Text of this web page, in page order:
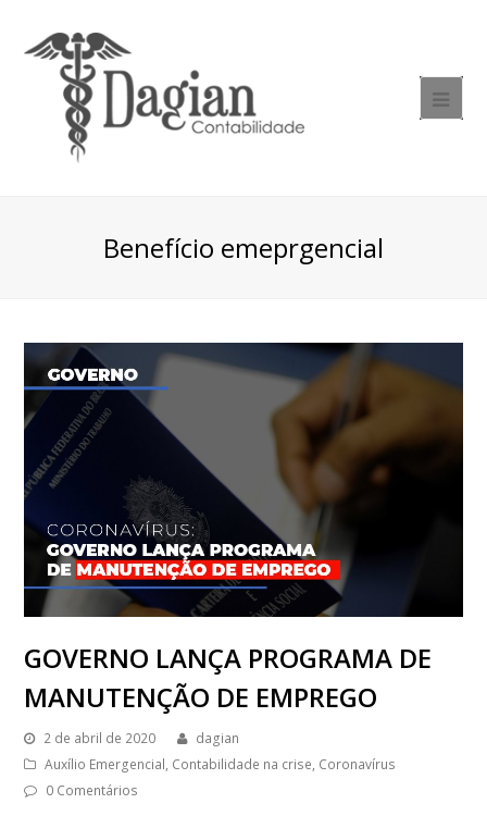
Benefício emeprgencial
GOVERNO LANÇA PROGRAMA DE
MANUTENÇÃO DE EMPREGO
2 de abril de 2020
dagian
Auxílio Emergencial, Contabilidade na crise, Coronavírus
0 Comentários